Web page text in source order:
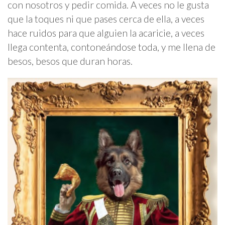
con nosotros y pedir comida. A veces no le gusta
que la toques ni que pases cerca de ella, a veces
hace ruidos para que alguien la acaricie, a veces
llega contenta, contoneándose toda, y me llena de
besos, besos que duran horas.